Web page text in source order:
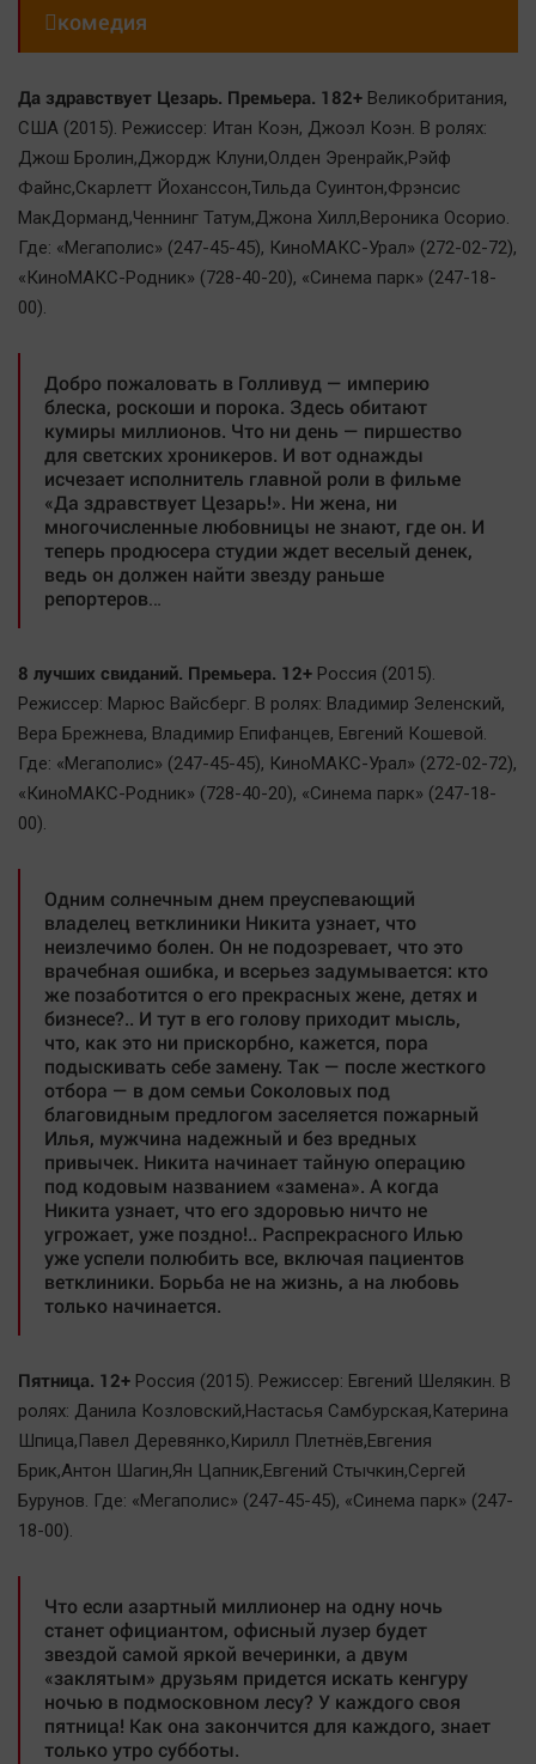
Актуальная тема
Блогеркуль
Быстрый медиазавод
Вирус чтения
Вкусное
Гороскоп
Дети
Качество жизни
Конкурс
Народная журналистика
Наука
Обсуждаем
Отдых
Последняя инстанция
Светская жизнь
Тенденции
Точка на карте
комедия
Да здравствует Цезарь. Премьера. 182+ Великобритания,
США (2015). Режиссер: Итан Коэн, Джоэл Коэн. В ролях:
Джош Бролин,Джордж Клуни,Олден Эренрайк,Рэйф
Файнс,Скарлетт Йоханссон,Тильда Суинтон,Фрэнсис
МакДорманд,Ченнинг Татум,Джона Хилл,Вероника Осорио.
Где: «Мегаполис» (247-45-45), КиноМАКС-Урал» (272-02-72),
«КиноМАКС-Родник» (728-40-20), «Синема парк» (247-18-
00).
Добро пожаловать в Голливуд — империю
блеска, роскоши и порока. Здесь обитают
кумиры миллионов. Что ни день — пиршество
для светских хроникеров. И вот однажды
исчезает исполнитель главной роли в фильме
«Да здравствует Цезарь!». Ни жена, ни
многочисленные любовницы не знают, где он. И
теперь продюсера студии ждет веселый денек,
ведь он должен найти звезду раньше
репортеров…
8 лучших свиданий. Премьера. 12+ Россия (2015).
Режиссер: Марюс Вайсберг. В ролях: Владимир Зеленский,
Вера Брежнева, Владимир Епифанцев, Евгений Кошевой.
Где: «Мегаполис» (247-45-45), КиноМАКС-Урал» (272-02-72),
«КиноМАКС-Родник» (728-40-20), «Синема парк» (247-18-
00).
Одним солнечным днем преуспевающий
владелец ветклиники Никита узнает, что
неизлечимо болен. Он не подозревает, что это
врачебная ошибка, и всерьез задумывается: кто
же позаботится о его прекрасных жене, детях и
бизнесе?.. И тут в его голову приходит мысль,
что, как это ни прискорбно, кажется, пора
подыскивать себе замену. Так — после жесткого
отбора — в дом семьи Соколовых под
благовидным предлогом заселяется пожарный
Илья, мужчина надежный и без вредных
привычек. Никита начинает тайную операцию
под кодовым названием «замена». А когда
Никита узнает, что его здоровью ничто не
угрожает, уже поздно!.. Распрекрасного Илью
уже успели полюбить все, включая пациентов
ветклиники. Борьба не на жизнь, а на любовь
только начинается.
Пятница. 12+ Россия (2015). Режиссер: Евгений Шелякин. В
ролях: Данила Козловский,Настасья Самбурская,Катерина
Шпица,Павел Деревянко,Кирилл Плетнёв,Евгения
Брик,Антон Шагин,Ян Цапник,Евгений Стычкин,Сергей
Бурунов. Где: «Мегаполис» (247-45-45), «Синема парк» (247-
18-00).
Что если азартный миллионер на одну ночь
станет официантом, офисный лузер будет
звездой самой яркой вечеринки, а двум
«заклятым» друзьям придется искать кенгуру
ночью в подмосковном лесу? У каждого своя
пятница! Как она закончится для каждого, знает
только утро субботы.